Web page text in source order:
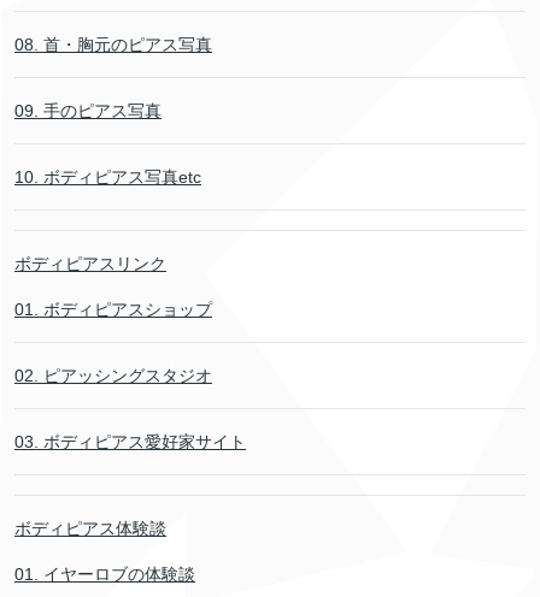
08. 首・胸元のピアス写真
09. 手のピアス写真
10. ボディピアス写真etc
ボディピアスリンク
01. ボディピアスショップ
02. ピアッシングスタジオ
03. ボディピアス愛好家サイト
ボディピアス体験談
01. イヤーロブの体験談